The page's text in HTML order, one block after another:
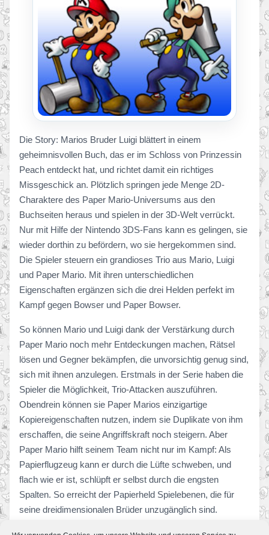
Die Story: Marios Bruder Luigi blättert in einem
geheimnisvollen Buch, das er im Schloss von Prinzessin
Peach entdeckt hat, und richtet damit ein richtiges
Missgeschick an. Plötzlich springen jede Menge 2D-
Charaktere des Paper Mario-Universums aus den
Buchseiten heraus und spielen in der 3D-Welt verrückt.
Nur mit Hilfe der Nintendo 3DS-Fans kann es gelingen, sie
wieder dorthin zu befördern, wo sie hergekommen sind.
Die Spieler steuern ein grandioses Trio aus Mario, Luigi
und Paper Mario. Mit ihren unterschiedlichen
Eigenschaften ergänzen sich die drei Helden perfekt im
Kampf gegen Bowser und Paper Bowser.
So können Mario und Luigi dank der Verstärkung durch
Paper Mario noch mehr Entdeckungen machen, Rätsel
lösen und Gegner bekämpfen, die unvorsichtig genug sind,
sich mit ihnen anzulegen. Erstmals in der Serie haben die
Spieler die Möglichkeit, Trio-Attacken auszuführen.
Obendrein können sie Paper Marios einzigartige
Kopiereigenschaften nutzen, indem sie Duplikate von ihm
erschaffen, die seine Angriffskraft noch steigern. Aber
Paper Mario hilft seinem Team nicht nur im Kampf: Als
Papierflugzeug kann er durch die Lüfte schweben, und
flach wie er ist, schlüpft er selbst durch die engsten
Spalten. So erreicht der Papierheld Spielebenen, die für
seine dreidimensionalen Brüder unzugänglich sind.